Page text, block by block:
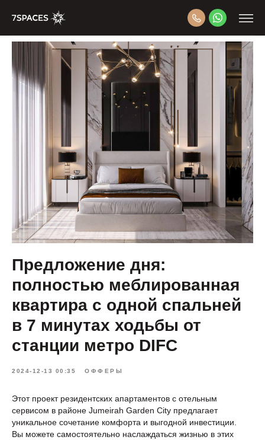
Предложение дня:
полностью меблированная
квартира с одной спальней
в 7 минутах ходьбы от
станции метро DIFC
2024-12-13 00:35 ОФФЕРЫ
Этот проект резидентских апартаментов с отельным
сервисом в районе Jumeirah Garden City предлагает
уникальное сочетание комфорта и выгодной инвестиции.
Вы можете самостоятельно наслаждаться жизнью в этих